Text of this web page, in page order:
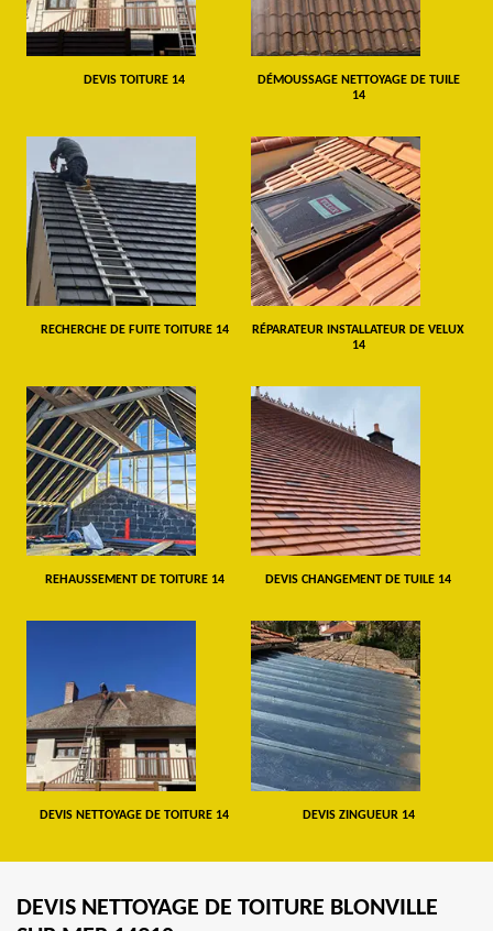
DEVIS TOITURE 14
DÉMOUSSAGE NETTOYAGE DE TUILE
14
RECHERCHE DE FUITE TOITURE 14
RÉPARATEUR INSTALLATEUR DE VELUX
14
REHAUSSEMENT DE TOITURE 14 DEVIS CHANGEMENT DE TUILE 14
DEVIS NETTOYAGE DE TOITURE 14 DEVIS ZINGUEUR 14
DEVIS NETTOYAGE DE TOITURE BLONVILLE